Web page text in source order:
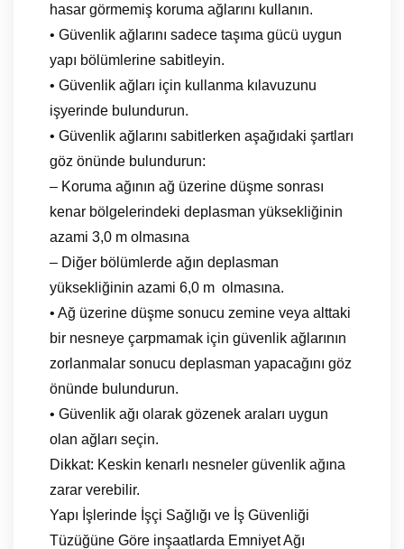
hasar görmemiş koruma ağlarını kullanın.
• Güvenlik ağlarını sadece taşıma gücü uygun
yapı bölümlerine sabitleyin.
• Güvenlik ağları için kullanma kılavuzunu
işyerinde bulundurun.
• Güvenlik ağlarını sabitlerken aşağıdaki şartları
göz önünde bulundurun:
– Koruma ağının ağ üzerine düşme sonrası
kenar bölgelerindeki deplasman yüksekliğinin
azami 3,0 m olmasına
– Diğer bölümlerde ağın deplasman
yüksekliğinin azami 6,0 m olmasına.
• Ağ üzerine düşme sonucu zemine veya alttaki
bir nesneye çarpmamak için güvenlik ağlarının
zorlanmalar sonucu deplasman yapacağını göz
önünde bulundurun.
• Güvenlik ağı olarak gözenek araları uygun
olan ağları seçin.
Dikkat: Keskin kenarlı nesneler güvenlik ağına
zarar verebilir.
Yapı İşlerinde İşçi Sağlığı ve İş Güvenliği
Tüzüğüne Göre inşaatlarda Emniyet Ağı